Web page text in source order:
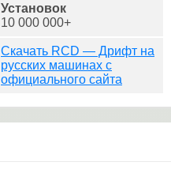
Установок
10 000 000+
Скачать RCD — Дрифт на
русских машинах с
официального сайта